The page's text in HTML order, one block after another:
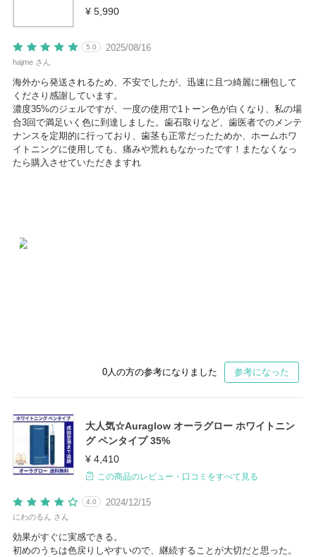
¥ 5,990
2025/08/16
5.0
hajme さん
海外から発送されるため、不安でしたが、迅速に且つ綺麗に梱包して
くださり感謝しています。
濃度35%のジェルですが、一度の使用で1トーン色が白くなり、私の場
合3回で満足いく色に到達しました。歯石取りなど、歯医者でのメンテ
ナンスを定期的に行っており、歯茎も正常だったためか、ホームホワ
イトニングに使用しても、痛みや荒れもなかったです！またなくなっ
たら購入させていただきますれ
0 人の方の参考になりました 参考になった
大人気☆Auraglow オーラグロー ホワイトニン
グ ペンタイプ 35%
¥ 4,410
この商品のレビュー・口コミをすべて見る
2024/12/15
4.0
にわのるん さん
効果がすぐに実感できる。
初めのうちは色戻りしやすいので、継続することが大切だと思った。